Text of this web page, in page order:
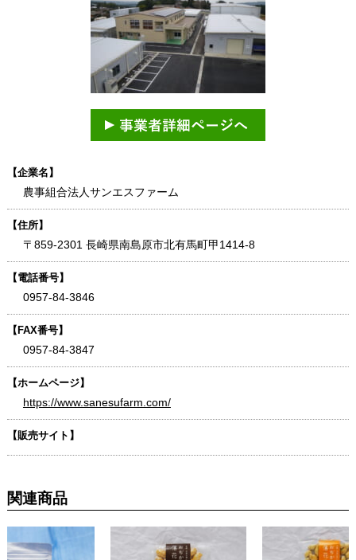
【企業名】
農事組合法人サンエスファーム
【住所】
〒859-2301 長崎県南島原市北有馬町甲1414-8
【電話番号】
0957-84-3846
【FAX番号】
0957-84-3847
【ホームページ】
https://www.sanesufarm.com/
【販売サイト】
関連商品